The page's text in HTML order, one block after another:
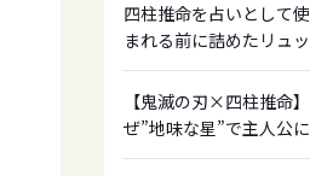
四柱推命を占いとして
まれる前に詰めたリュ
【鬼滅の刃×四柱推命
ぜ”地味な星”で主人公